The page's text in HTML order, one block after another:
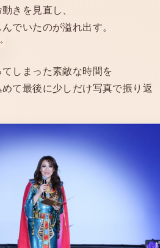
きを見直し、
でいたのが溢れ出す。
しまった素敵な時間を
て最後に少しだけ写真で振り返